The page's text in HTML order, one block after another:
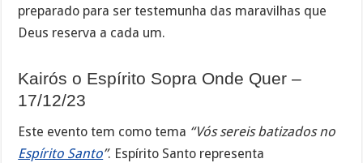
preparado para ser testemunha das maravilhas que
Deus reserva a cada um.
Kairós o Espírito Sopra Onde Quer –
17/12/23
Este evento tem como tema “Vós sereis batizados no
Espírito Santo”. Espírito Santo representa